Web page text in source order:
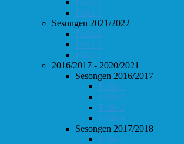
Follo 2
Sesongen 2021/2022
Follo 1
Follo 2
Follo 3
2016/2017 - 2020/2021
Sesongen 2016/2017
Follo 1
Follo 2
Follo 3
Follo 4
Sesongen 2017/2018
Follo 1